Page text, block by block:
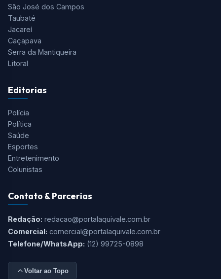
São José dos Campos
Taubaté
Jacareí
Caçapava
Serra da Mantiqueira
Litoral
Editorias
Polícia
Política
Saúde
Esportes
Entretenimento
Colunistas
Contato & Parcerias
Redação: redacao@portalaquivale.com.br
Comercial: comercial@portalaquivale.com.br
Telefone/WhatsApp: (12) 99725-0898
Voltar ao Topo